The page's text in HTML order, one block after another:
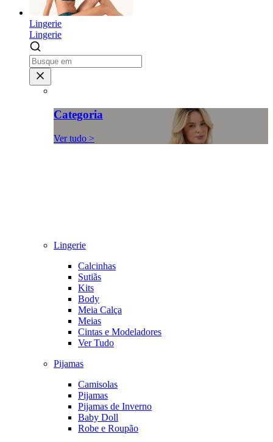
Lingerie
Lingerie
Categoria
Ver tudo >
Lingerie
Calcinhas
Sutiãs
Kits
Body
Meia Calça
Meias
Cintas e Modeladores
Ver Tudo
Pijamas
Camisolas
Pijamas
Pijamas de Inverno
Baby Doll
Robe e Roupão